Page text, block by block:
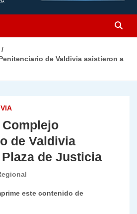
de Valdivia asistieron a
de Valdivia
de Justicia
este contenido de